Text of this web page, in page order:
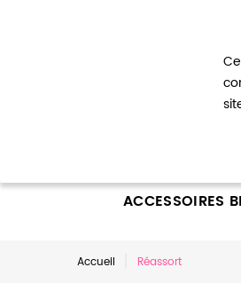
ACCESSOIRES
Accueil Réassort